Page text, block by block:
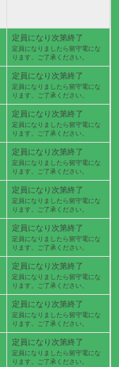
定員になり次第終了
定員になりましたら留守電にな
ります。ご了承ください。
定員になり次第終了
定員になりましたら留守電にな
ります。ご了承ください。
定員になり次第終了
定員になりましたら留守電にな
ります。ご了承ください。
定員になり次第終了
定員になりましたら留守電にな
ります。ご了承ください。
定員になり次第終了
定員になりましたら留守電にな
ります。ご了承ください。
定員になり次第終了
定員になりましたら留守電にな
ります。ご了承ください。
定員になり次第終了
定員になりましたら留守電にな
ります。ご了承ください。
定員になり次第終了
定員になりましたら留守電にな
ります。ご了承ください。
定員になり次第終了
定員になりましたら留守電にな
ります。ご了承ください。